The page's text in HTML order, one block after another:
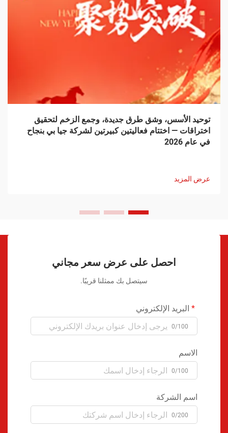
توحيد الأسس، وشق طرق جديدة، وجمع الزخم لتحقيق
اختراقات — اختتام فعاليتين كبيرتين لشركة جيا بي بنجاح
في عام 2026
عرض المزيد
احصل على عرض سعر مجاني
سيتصل بك ممثلنا قريبًا.
البريد الإلكتروني
0/100
الاسم
0/100
اسم الشركة
0/200